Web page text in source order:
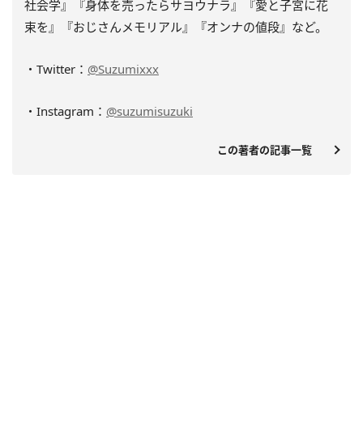
社会学』『身体を売ったらサヨウナラ』『愛と子宮に花
束を』『おじさんメモリアル』『オンナの値段』など。
・Twitter： @Suzumixxx
・Instagram： @suzumisuzuki
この著者の記事一覧